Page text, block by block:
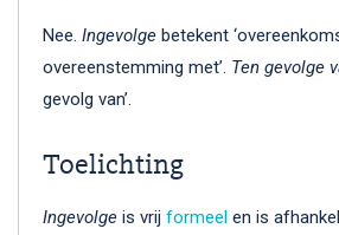
Nee. Ingevolge betekent
overeenstemming met’. Ten gevolge
gevolg van’.
Toelichting
Ingevolge is vrij formeel en is